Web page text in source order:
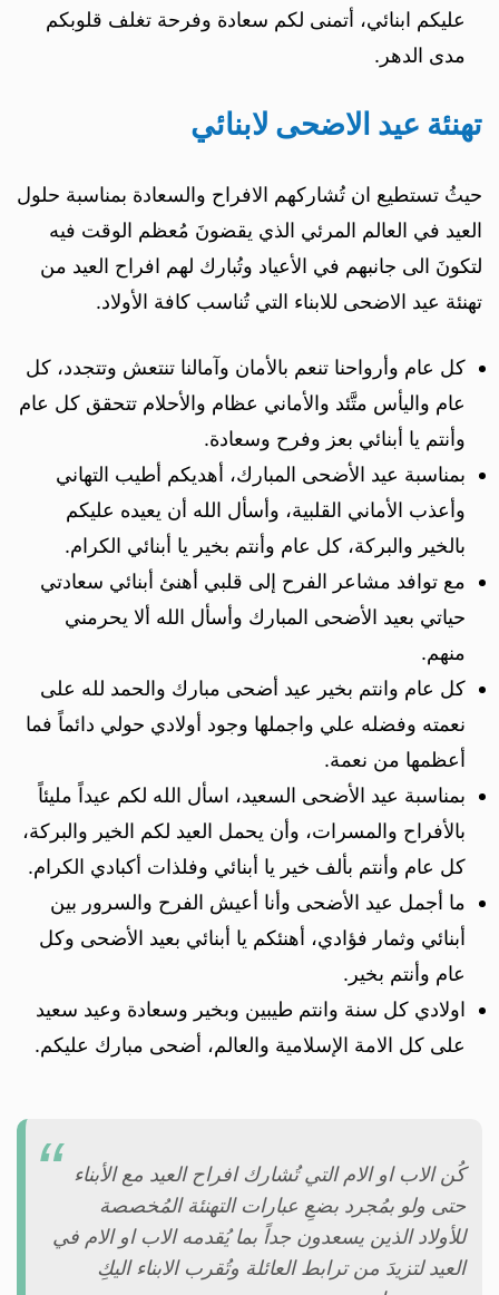
عليكم ابنائي، أتمنى لكم سعادة وفرحة تغلف قلوبكم
مدى الدهر.
تهنئة عيد الاضحى لابنائي
حيثُ تستطيع ان تُشاركهم الافراح والسعادة بمناسبة حلول
العيد في العالم المرئي الذي يقضونَ مُعظم الوقت فيه
لتكونَ الى جانبهم في الأعياد وتُبارك لهم افراح العيد من
تهنئة عيد الاضحى للابناء التي تُناسب كافة الأولاد.
كل عام وأرواحنا تنعم بالأمان وآمالنا تنتعش وتتجدد، كل
عام واليأس متَّئد والأماني عظام والأحلام تتحقق كل عام
وأنتم يا أبنائي بعز وفرح وسعادة.
بمناسبة عيد الأضحى المبارك، أهديكم أطيب التهاني
وأعذب الأماني القلبية، وأسأل الله أن يعيده عليكم
بالخير والبركة، كل عام وأنتم بخير يا أبنائي الكرام.
مع توافد مشاعر الفرح إلى قلبي أهنئ أبنائي سعادتي
حياتي بعيد الأضحى المبارك وأسأل الله ألا يحرمني
منهم.
كل عام وانتم بخير عيد أضحى مبارك والحمد لله على
نعمته وفضله علي واجملها وجود أولادي حولي دائماً فما
أعظمها من نعمة.
بمناسبة عيد الأضحى السعيد، اسأل الله لكم عيداً مليئاً
بالأفراح والمسرات، وأن يحمل العيد لكم الخير والبركة،
كل عام وأنتم بألف خير يا أبنائي وفلذات أكبادي الكرام.
ما أجمل عيد الأضحى وأنا أعيش الفرح والسرور بين
أبنائي وثمار فؤادي، أهنئكم يا أبنائي بعيد الأضحى وكل
عام وأنتم بخير.
اولادي كل سنة وانتم طيبين وبخير وسعادة وعيد سعيد
على كل الامة الإسلامية والعالم، أضحى مبارك عليكم.
كُن الاب او الام التي تُشارك افراح العيد مع الأبناء
حتى ولو بمُجرد بضعِ عبارات التهنئة المُخصصة
للأولاد الذين يسعدون جداً بما يُقدمه الاب او الام في
العيد لتزيدَ من ترابط العائلة وتُقرب الابناء اليكِ